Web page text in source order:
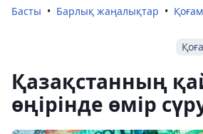
Басты Барлық жаңалықтар
Қазақстанның
өңірінде өмір